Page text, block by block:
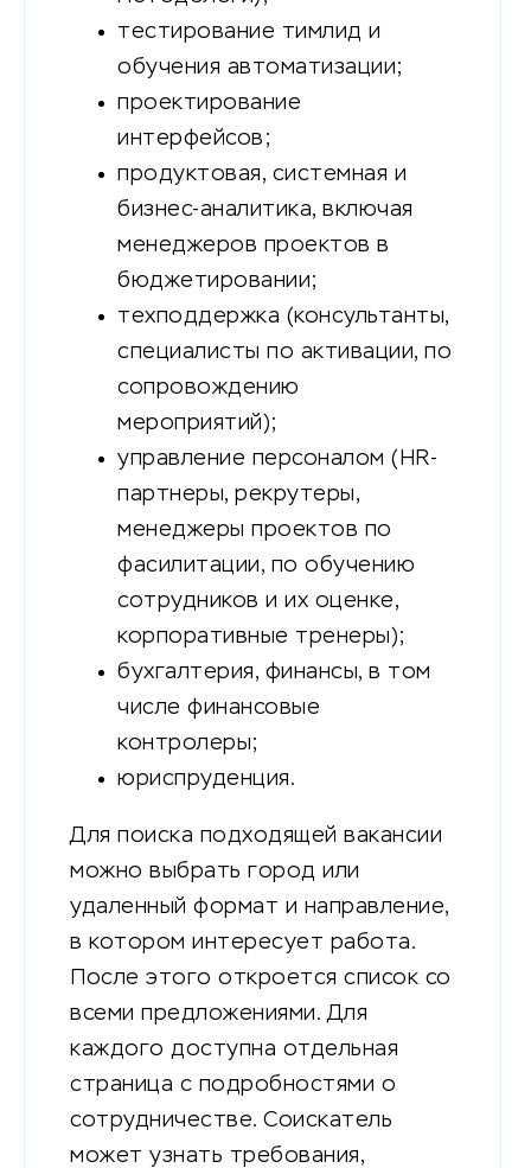
тестирование тимлид и
обучения автоматизации;
проектирование
интерфейсов;
продуктовая, системная и
бизнес-аналитика, включая
менеджеров проектов в
бюджетировании;
техподдержка (консультанты,
специалисты по активации, по
сопровождению
мероприятий);
управление персоналом (HR-
партнеры, рекрутеры,
менеджеры проектов по
фасилитации, по обучению
сотрудников и их оценке,
корпоративные тренеры);
бухгалтерия, финансы, в том
числе финансовые
контролеры;
юриспруденция.
Для поиска подходящей вакансии
можно выбрать город или
удаленный формат и направление,
в котором интересует работа.
После этого откроется список со
всеми предложениями. Для
каждого доступна отдельная
страница с подробностями о
сотрудничестве. Соискатель
может узнать требования,